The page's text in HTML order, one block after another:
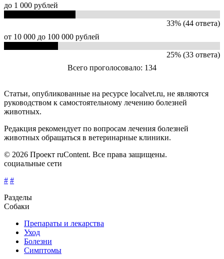
до 1 000 рублей
33% (44 ответа)
от 10 000 до 100 000 рублей
25% (33 ответа)
Всего проголосовало: 134
Статьи, опубликованные на ресурсе localvet.ru, не являются
руководством к самостоятельному лечению болезней
животных.
Редакция рекомендует по вопросам лечения болезней
животных обращаться в ветеринарные клиники.
© 2026 Проект ruContent. Все права защищены.
социальные сети
# #
Разделы
Собаки
Препараты и лекарства
Уход
Болезни
Симптомы